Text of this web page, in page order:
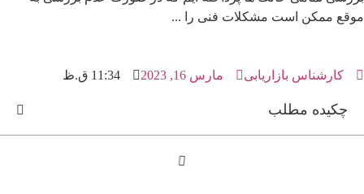
ممکن است مشکلات فنی را ...
کارشناس بازاریابی مارس 16, 2023 11:34 ق.ظ
چکیده مطلب